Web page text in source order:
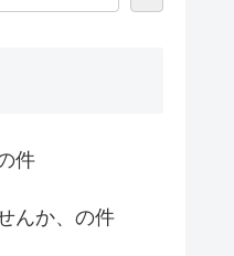
件
んか、の件